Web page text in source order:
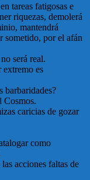
tareas fatigosas e
riquezas, demolerá
mantendrá
sometido, por el afán
será real.
extremo es
barbaridades?
Cosmos.
caricias de gozar
como
acciones faltas de